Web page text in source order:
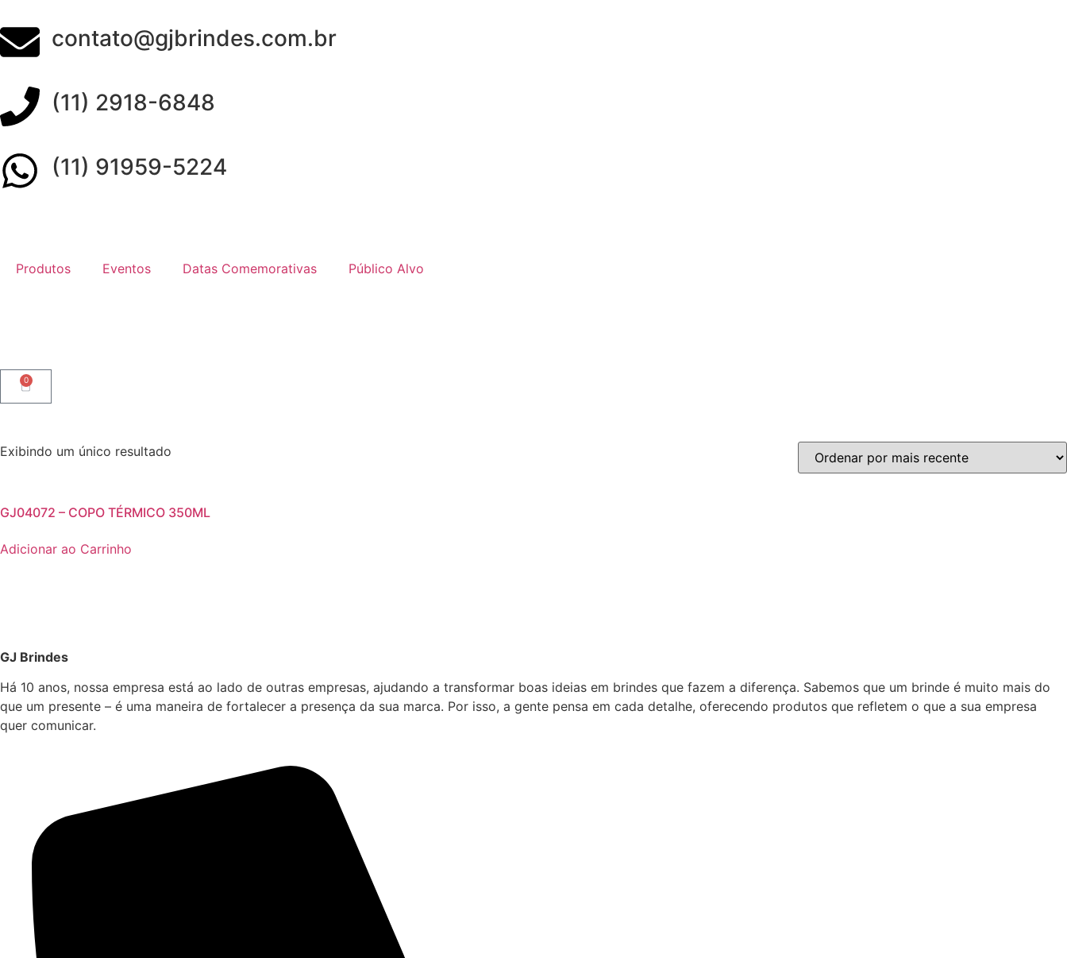
contato@gjbrindes.com.br
(11) 2918-6848
(11) 91959-5224
Produtos Eventos Datas Comemorativas Público Alvo
0
Exibindo um único resultado
GJ04072 – COPO TÉRMICO 350ML
Adicionar ao Carrinho
GJ Brindes
Há 10 anos, nossa empresa está ao lado de outras empresas, ajudando a transformar boas ideias em brindes que fazem a diferença. Sabemos que um brinde é muito mais do
que um presente – é uma maneira de fortalecer a presença da sua marca. Por isso, a gente pensa em cada detalhe, oferecendo produtos que refletem o que a sua empresa
quer comunicar.